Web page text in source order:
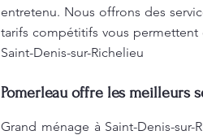
entretenu. Nous offrons des
tarifs compétitifs vous permettent
Saint-Denis-sur-Richelieu
Pomerleau offre les meilleurs
Grand ménage à Saint-Denis-